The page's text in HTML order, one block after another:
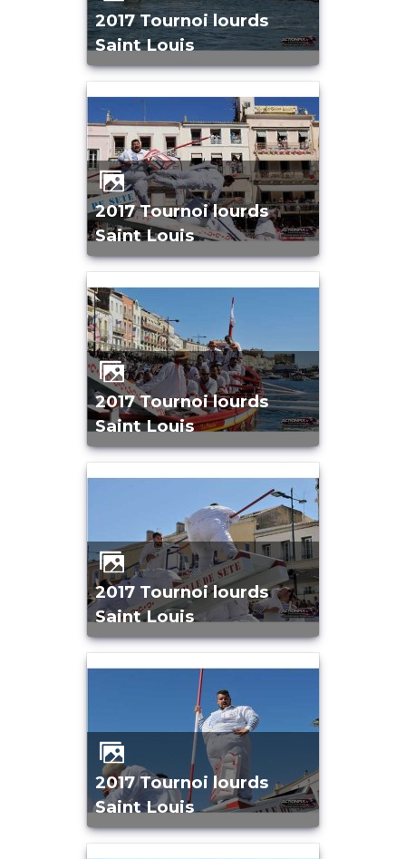
2017 Tournoi lourds
Saint Louis
2017 Tournoi lourds
Saint Louis
2017 Tournoi lourds
Saint Louis
2017 Tournoi lourds
Saint Louis
2017 Tournoi lourds
Saint Louis